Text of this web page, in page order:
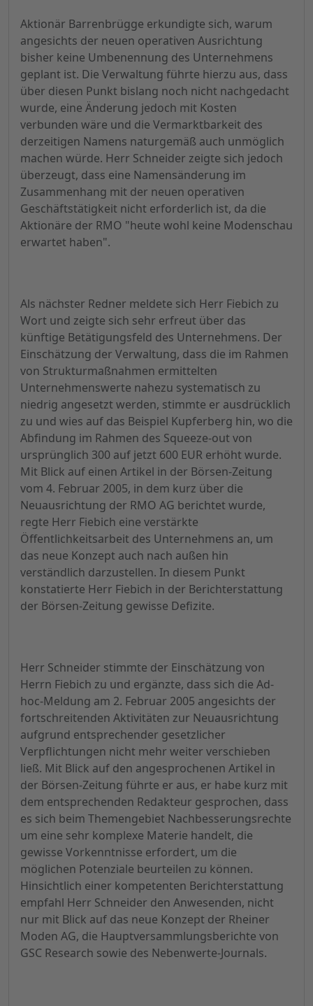
Aktionär Barrenbrügge erkundigte sich, warum
angesichts der neuen operativen Ausrichtung
bisher keine Umbenennung des Unternehmens
geplant ist. Die Verwaltung führte hierzu aus, dass
über diesen Punkt bislang noch nicht nachgedacht
wurde, eine Änderung jedoch mit Kosten
verbunden wäre und die Vermarktbarkeit des
derzeitigen Namens naturgemäß auch unmöglich
machen würde. Herr Schneider zeigte sich jedoch
überzeugt, dass eine Namensänderung im
Zusammenhang mit der neuen operativen
Geschäftstätigkeit nicht erforderlich ist, da die
Aktionäre der RMO "heute wohl keine Modenschau
erwartet haben".
Als nächster Redner meldete sich Herr Fiebich zu
Wort und zeigte sich sehr erfreut über das
künftige Betätigungsfeld des Unternehmens. Der
Einschätzung der Verwaltung, dass die im Rahmen
von Strukturmaßnahmen ermittelten
Unternehmenswerte nahezu systematisch zu
niedrig angesetzt werden, stimmte er ausdrücklich
zu und wies auf das Beispiel Kupferberg hin, wo die
Abfindung im Rahmen des Squeeze-out von
ursprünglich 300 auf jetzt 600 EUR erhöht wurde.
Mit Blick auf einen Artikel in der Börsen-Zeitung
vom 4. Februar 2005, in dem kurz über die
Neuausrichtung der RMO AG berichtet wurde,
regte Herr Fiebich eine verstärkte
Öffentlichkeitsarbeit des Unternehmens an, um
das neue Konzept auch nach außen hin
verständlich darzustellen. In diesem Punkt
konstatierte Herr Fiebich in der Berichterstattung
der Börsen-Zeitung gewisse Defizite.
Herr Schneider stimmte der Einschätzung von
Herrn Fiebich zu und ergänzte, dass sich die Ad-
hoc-Meldung am 2. Februar 2005 angesichts der
fortschreitenden Aktivitäten zur Neuausrichtung
aufgrund entsprechender gesetzlicher
Verpflichtungen nicht mehr weiter verschieben
ließ. Mit Blick auf den angesprochenen Artikel in
der Börsen-Zeitung führte er aus, er habe kurz mit
dem entsprechenden Redakteur gesprochen, dass
es sich beim Themengebiet Nachbesserungsrechte
um eine sehr komplexe Materie handelt, die
gewisse Vorkenntnisse erfordert, um die
möglichen Potenziale beurteilen zu können.
Hinsichtlich einer kompetenten Berichterstattung
empfahl Herr Schneider den Anwesenden, nicht
nur mit Blick auf das neue Konzept der Rheiner
Moden AG, die Hauptversammlungsberichte von
GSC Research sowie des Nebenwerte-Journals.